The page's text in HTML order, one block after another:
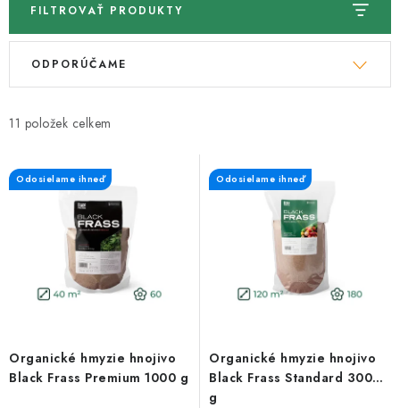
FILTROVAŤ PRODUKTY
V
i
p
o
v
11
R
e
i
k
t
ODPORÚČAME
Organické hmyzie hnojivo
Black Frass Premium 1000 g
Odosielame ihneď
Organické hmyzie hnojivo
Black Frass Standard 3000
g
Odosielame ihneď